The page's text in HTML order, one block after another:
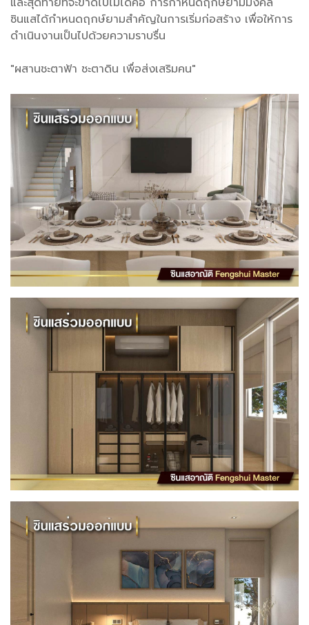
ซินแสได้กำหนดฤกษ์ยามสำคัญในการเริ่มก่อสร้าง เพื่อให้การ
ดำเนินงานเป็นไปด้วยความราบรื่น
"ผสานชะตาฟ้า ชะตาดิน เพื่อส่งเสริมคน"